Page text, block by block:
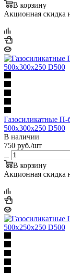
В корзину
Акционная скидка
Газосиликатные П-
500х300х250 D500
В наличии
750 руб./шт
В корзину
Акционная скидка